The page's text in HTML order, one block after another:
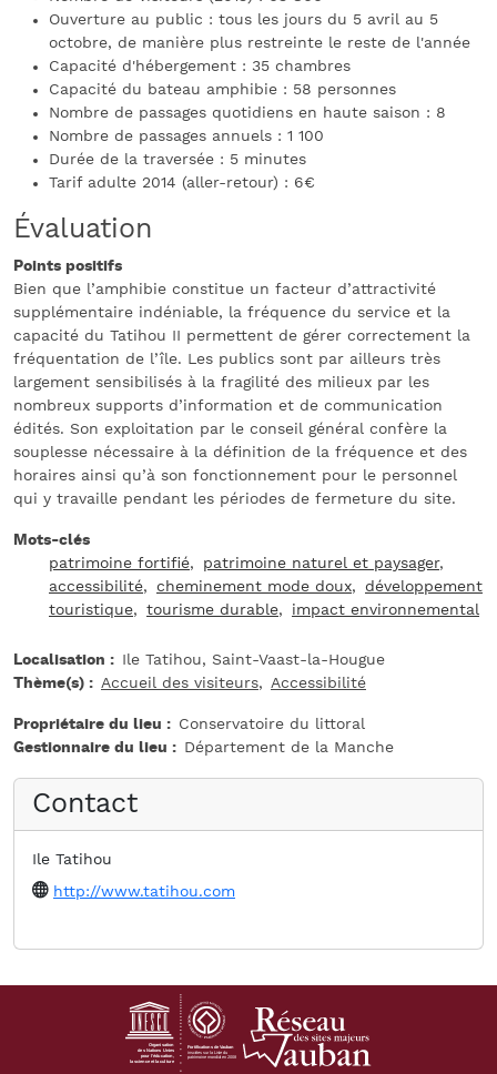
Ouverture au public : tous les jours du 5 avril au 5
octobre, de manière plus restreinte le reste de l'année
Capacité d'hébergement : 35 chambres
Capacité du bateau amphibie : 58 personnes
Nombre de passages quotidiens en haute saison : 8
Nombre de passages annuels : 1 100
Durée de la traversée : 5 minutes
Tarif adulte 2014 (aller-retour) : 6€
Évaluation
Points positifs
Bien que l’amphibie constitue un facteur d’attractivité
supplémentaire indéniable, la fréquence du service et la
capacité du Tatihou II permettent de gérer correctement la
fréquentation de l’île. Les publics sont par ailleurs très
largement sensibilisés à la fragilité des milieux par les
nombreux supports d’information et de communication
édités. Son exploitation par le conseil général confère la
souplesse nécessaire à la définition de la fréquence et des
horaires ainsi qu’à son fonctionnement pour le personnel
qui y travaille pendant les périodes de fermeture du site.
Mots-clés
patrimoine fortifié
patrimoine naturel et paysager
accessibilité
cheminement mode doux
développement
touristique
tourisme durable impact environnemental
Localisation
Ile Tatihou, Saint-Vaast-la-Hougue
Thème(s)
Accueil des visiteurs Accessibilité
Propriétaire du lieu
Conservatoire du littoral
Gestionnaire du lieu
Département de la Manche
Contact
Ile Tatihou
Website
http://www.tatihou.com